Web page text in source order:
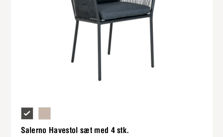
Antracit polyester reb og stel i antracitgrå pulverlakeret alu
Salerno Havestol sæt med 4 stk.